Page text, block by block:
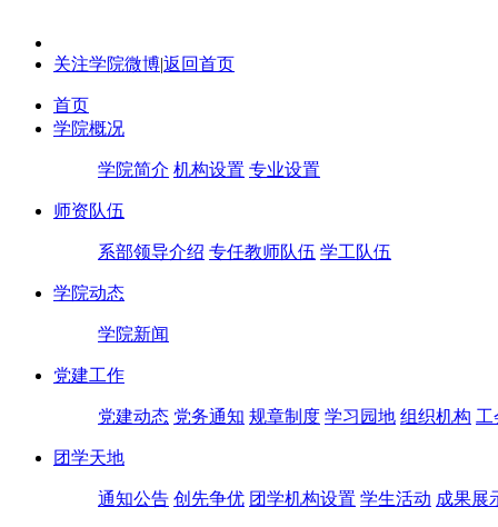
关注学院微博|返回首页
首页
学院概况
学院简介 机构设置 专业设置
师资队伍
系部领导介绍 专任教师队伍 学工队伍
学院动态
学院新闻
党建工作
党建动态 党务通知 规章制度 学习园地 组织机构 工
团学天地
通知公告 创先争优 团学机构设置 学生活动 成果展